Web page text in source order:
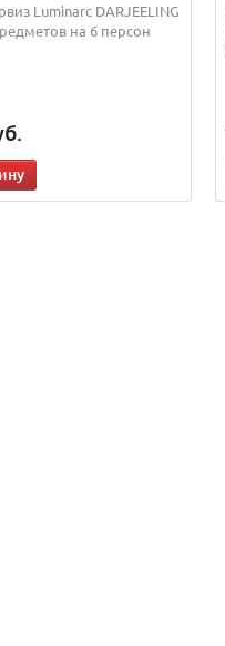
Luminarc DARJEELING
на 6 персон